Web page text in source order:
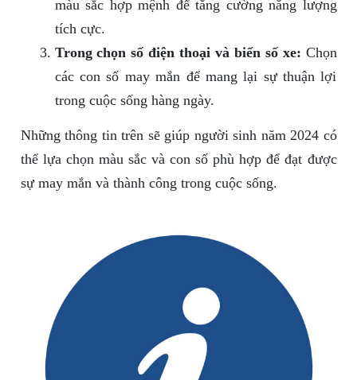
màu sắc hợp mệnh để tăng cường năng lượng
tích cực.
Trong chọn số điện thoại và biển số xe: Chọn
các con số may mắn để mang lại sự thuận lợi
trong cuộc sống hàng ngày.
Những thông tin trên sẽ giúp người sinh năm 2024 có
thể lựa chọn màu sắc và con số phù hợp để đạt được
sự may mắn và thành công trong cuộc sống.